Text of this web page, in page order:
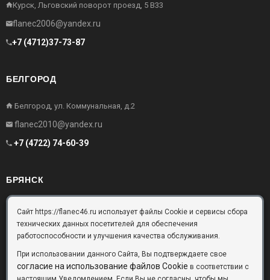
Курск, Льговский поворот проезд, 5 В33
flanec2006@yandex.ru
+7 (4712)37-73-87
БЕЛГОРОД
Белгород, ул. Коммунальная, д.2
flanec2010@yandex.ru
+7 (4722) 74-60-39
БРЯНСК
Брянск, Московский проезд, д.10, офис 3
flanec32@yandex.ru
Сайт https://flanec46.ru использует файлы Cookie и сервисы сбора
технических данных посетителей для обеспечения
работоспособности и улучшения качества обслуживания.
При использовании данного Сайта, Вы подтверждаете свое
согласие на использование файлов Cookie в соответствии с